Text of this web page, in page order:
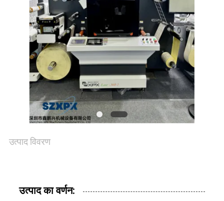
समाचार
मामले
साइटमैप
उत्पाद विवरण
उत्पाद का वर्णन: